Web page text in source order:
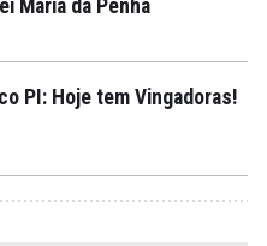
Maria da Penha
PI: Hoje tem Vingadoras!